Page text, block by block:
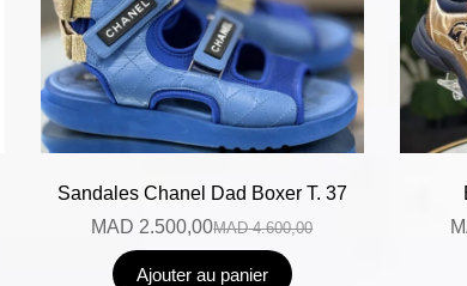
Sandales Chanel Dad Boxer T. 37
MAD4.600,00
MAD 2.500,00
Ajouter au panier